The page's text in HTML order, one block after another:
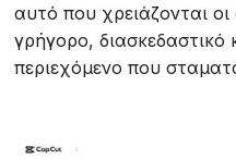
αυτό που χρειάζονται οι
γρήγορο, διασκεδαστικό
περιεχόμενο που